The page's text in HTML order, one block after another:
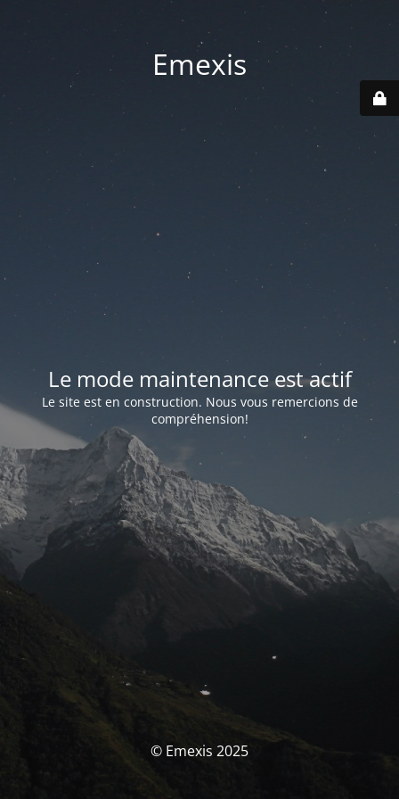
Emexis
Le mode maintenance est actif
Le site est en construction. Nous vous remercions de
compréhension!
© Emexis 2025